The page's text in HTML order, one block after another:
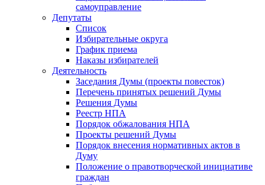
самоуправление
Депутаты
Список
Избирательные округа
График приема
Наказы избирателей
Деятельность
Заседания Думы (проекты повесток)
Перечень принятых решений Думы
Решения Думы
Реестр НПА
Порядок обжалования НПА
Проекты решений Думы
Порядок внесения нормативных актов в
Думу
Положение о правотворческой инициативе
граждан